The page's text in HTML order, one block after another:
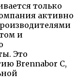
только
активно
и
Это
Brennabor C,